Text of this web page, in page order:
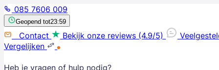
085 7606 009
Geopend tot23:59
Contact Bekijk onze reviews (4.9/5)
Vergelijken
Heb je vragen of hulp nodig?